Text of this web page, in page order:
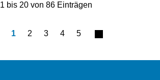
1 bis 20 von 86 Einträgen
1 2 3 4 5